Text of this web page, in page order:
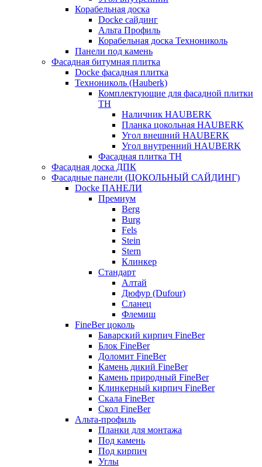
Корабельная доска
Docke сайдинг
Альта Профиль
Корабельная доска Технониколь
Панели под камень
Фасадная битумная плитка
Docke фасадная плитка
Технониколь (Hauberk)
Комплектующие для фасадной плитки
ТН
Наличник HAUBERK
Планка цокольная HAUBERK
Угол внешний HAUBERK
Угол внутренний HAUBERK
Фасадная плитка ТН
Фасадная доска ДПК
Фасадные панели (ЦОКОЛЬНЫЙ САЙДИНГ)
Docke ПАНЕЛИ
Премиум
Berg
Burg
Fels
Stein
Stern
Клинкер
Стандарт
Алтай
Дюфур (Dufour)
Сланец
Флемиш
FineBer цоколь
Баварский кирпич FineBer
Блок FineBer
Доломит FineBer
Камень дикий FineBer
Камень природный FineBer
Клинкерный кирпич FineBer
Скала FineBer
Скол FineBer
Альта-профиль
Планки для монтажа
Под камень
Под кирпич
Углы